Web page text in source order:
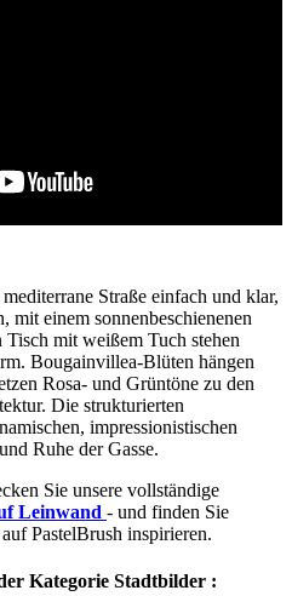
Straße einfach und klar,
mit einem sonnenbeschienenen
mit weißem Tuch stehen
Bougainvillea-Blüten hängen
Rosa- und Grüntöne zu den
Die strukturierten
impressionistischen
Ruhe der Gasse.
Sie unsere vollständige
Leinwand - und finden Sie
PastelBrush inspirieren.
Kategorie Stadtbilder :